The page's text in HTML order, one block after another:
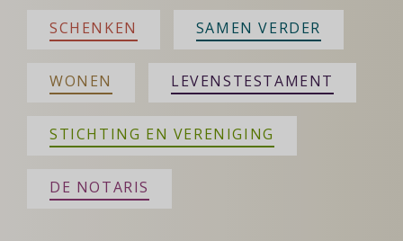
SCHENKEN SAMEN VERDER
WONEN LEVENSTESTAMENT
STICHTING EN VERENIGING
DE NOTARIS